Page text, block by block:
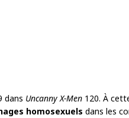
dans Uncanny X-Men 120. À
homosexuels dans les